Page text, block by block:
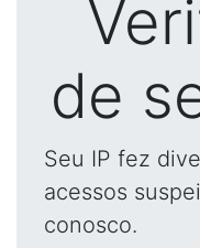
de
Seu IP fez
acessos
conosco.